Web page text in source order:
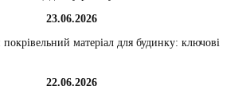
23.06.2026
матеріал для будинку: ключові
22.06.2026